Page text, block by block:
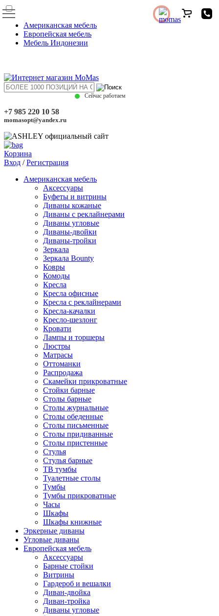
Американская мебель
Европейская мебель
Мебель Индонезии
Сейчас работаем
+7 985 220 10 58
momasopt@yandex.ru
Корзина
Вход /Регистрация
Американская мебель
Аксессуары
Буфеты и витрины
Диваны кожаные
Диваны с реклайнерами
Диваны угловые
Диваны-двойки
Диваны-тройки
Зеркала
Зеркала Bounty
Ковры
Комоды
Кресла
Кресла офисные
Кресла с реклайнерами
Кресла-качалки
Кресло-шезлонг
Кровати
Лампы и торшеры
Люстры
Матрасы
Оттоманки
Распродажа
Скамейки прикроватные
Стойки барные
Столы барные
Столы журнальные
Столы обеденные
Столы письменные
Столы придиванные
Столы пристенные
Стулья
Стулья барные
ТВ тумбы
Туалетные столы
Тумбы
Тумбы прикроватные
Часы
Шкафы
Шкафы книжные
Эркерные диваны
Угловые диваны
Европейская мебель
Аксессуары
Барные стойки
Витрины
Гардероб и вешалки
Диван-двойка
Диван-тройка
Диваны угловые